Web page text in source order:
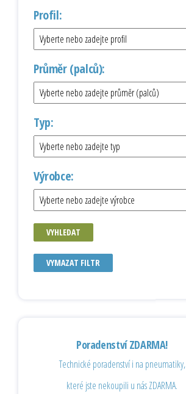
Profil:
Průměr (palců):
Typ:
Výrobce:
VYHLEDAT
VYMAZAT FILTR
Poradenství ZDARMA!
Technické poradenství i na pneumatiky,
které jste nekoupili u nás ZDARMA.